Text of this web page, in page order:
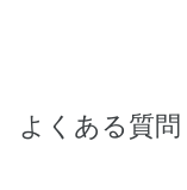
よくある質問